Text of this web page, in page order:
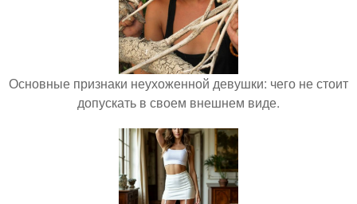
Основные признаки неухоженной девушки: чего не стоит
допускать в своем внешнем виде.